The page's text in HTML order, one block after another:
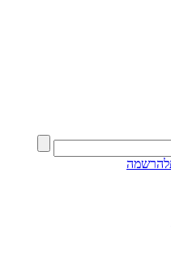
להרשמה